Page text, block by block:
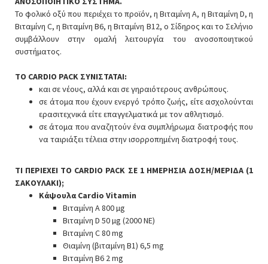
Το φολικό οξύ που περιέχει το προϊόν, η Βιταμίνη A, η Βιταμίνη D, η
Βιταμίνη C, η Βιταμίνη B6, η Βιταμίνη B12, ο Σίδηρος και το Σελήνιο
συμβάλλουν στην ομαλή λειτουργία του ανοσοποιητικού
συστήματος.
ΤΟ CARDIO PACK ΣΥΝΙΣΤΑΤΑΙ:
και σε νέους, αλλά και σε γηραιότερους ανθρώπους.
σε άτομα που έχουν ενεργό τρόπο ζωής, είτε ασχολούνται
ερασιτεχνικά είτε επαγγελματικά με τον αθλητισμό.
σε άτομα που αναζητούν ένα συμπλήρωμα διατροφής που
να ταιριάξει τέλεια στην ισορροπημένη διατροφή τους.
ΤΙ ΠΕΡΙΕΧΕΙ ΤΟ CARDIO PACK ΣΕ 1 ΗΜΕΡΗΣΙΑ ΔΟΣΗ/ΜΕΡΙΔΑ (1
ΣΑΚΟΥΛΑΚΙ);
Κάψουλα Cardio Vitamin
Βιταμίνη A 800 µg
Βιταμίνη D 50 µg (2000 NE)
Βιταμίνη C 80 mg
Θιαμίνη (βιταμίνη B1) 6,5 mg
Βιταμίνη B6 2 mg